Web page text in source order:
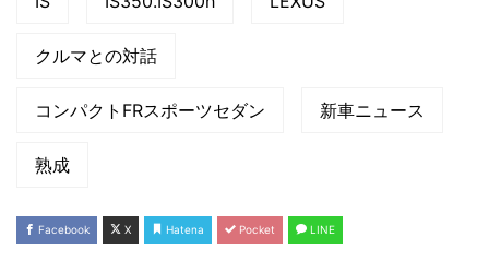
クルマとの対話
コンパクトFRスポーツセダン 新車ニュース
熟成
Facebook X Hatena Pocket LINE